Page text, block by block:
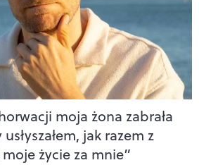
moja żona zabrała
jak razem z
życie za mnie”